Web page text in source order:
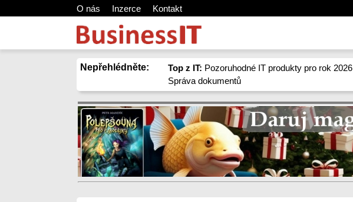
O nás Inzerce Kontakt
Nepřehlédněte: Top z IT: Pozoruhodné IT produkty pro rok 2026
Správa dokumentů